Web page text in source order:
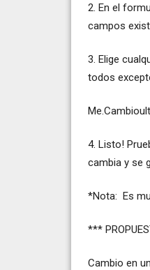
2. En el
campos
3. Elige
todos
4. Listo!
cambia y se
*Nota: Es
***
Cambio en